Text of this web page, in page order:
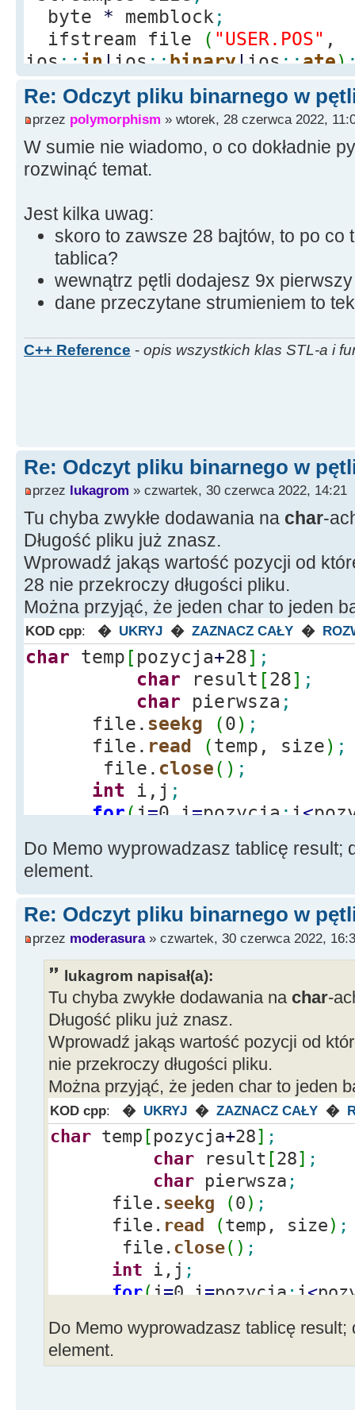
byte * memblock ;
ifstream file
( "USER.POS" ,
ios::in|ios::binary|ios::ate)
if (file.is_open())
{
size=file.tellg();
memblock= new char [
file.
file.
for
Memo1->Lines->Add(
Edit24->Text=
}
elseEdit24->Text
Pliku!"
return ;
}
Re: Odczyt pliku binarnego w
przez polymorphism » wtorek, 28 czerwca 2022,
W sumie nie wiadomo, o co dokładnie
rozwinąć temat.
Jest kilka uwag:
skoro to zawsze 28 bajtów, to po co
tablica?
wewnątrz pętli dodajesz 9x
dane przeczytane strumieniem to
C++ Reference - opis wszystkich klas STL-a i
Re: Odczyt pliku binarnego w
przez lukagrom » czwartek, 30 czerwca 2022, 14:21
Tu chyba zwykłe dodawania na char-
Długość pliku już znasz.
Wprowadź jakąs wartość pozycji od
28 nie przekroczy długości pliku.
Można przyjąć, że jeden char to jeden
KOD cpp: � UKRYJ � ZAZNACZ CAŁY �
char temp [ pozycja+28] ;
char result [28] ;
char pierwsza ;
file. seekg (0) ;
file. read (temp, size) ;
file. close( ) ;
int i,j ;
for(j=0,i=pozycja;i<
pierwsza=result[0] ;
Do Memo wyprowadzasz tablicę result;
element.
Re: Odczyt pliku binarnego w
przez moderasura» czwartek, 30 czerwca 2022,
lukagrom napisał(a):
Tu chyba zwykłe dodawania na char-
Długość pliku już znasz.
Wprowadź jakąs wartość pozycji od
nie przekroczy długości pliku.
Można przyjąć, że jeden char to jeden
KOD cpp: � UKRYJ � ZAZNACZ CAŁY �
char temp [ pozycja+28] ;
char result [28] ;
char pierwsza ;
file. seekg (0 ) ;
file. read (temp, size ) ;
file. close( ) ;
int i,j ;
for(j=0,i=pozycja;i<
pierwsza=result[0] ;
Do Memo wyprowadzasz tablicę result;
element.